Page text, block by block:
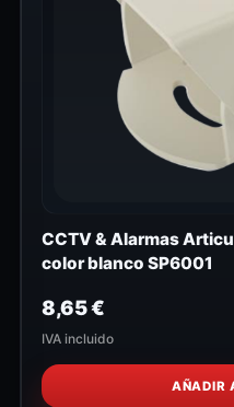
CCTV & Alarmas
color blanco SP6001
8,65€
IVA incluido
AÑADIR